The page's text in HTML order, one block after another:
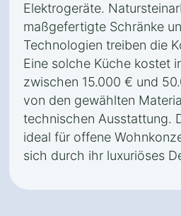
Elektrogeräte.
maßgefertigte Schränke
Technologien treiben die
Eine solche Küche kostet
zwischen 15.000 € und
von den gewählten
technischen Ausstattung.
ideal für offene
sich durch ihr luxuriöses